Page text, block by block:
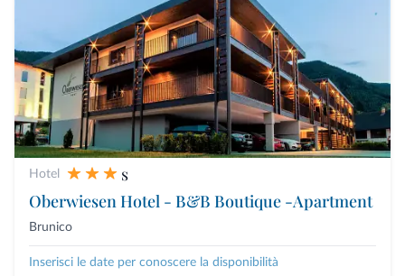
Hotel
s
Oberwiesen Hotel - B&B Boutique -Apartment
Brunico
Inserisci le date per conoscere la disponibilità